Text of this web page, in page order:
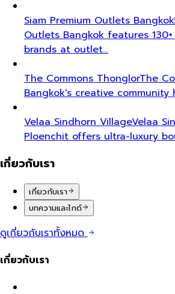
Siam Premium Outlets Bangkok
Outlets Bangkok features
brands at outlet…
The Commons ThonglorThe
Bangkok's creative
Velaa Sindhorn VillageVelaa
Ploenchit offers ultra-luxury
เกี่ยวกับเรา
เกี่ยวกับเรา
บทความและไกด์
ดูเกี่ยวกับเราทั้งหมด
เกี่ยวกับเรา